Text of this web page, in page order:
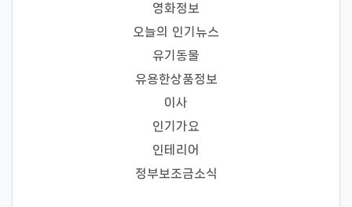
영화정보
오늘의 인기뉴스
유기동물
유용한상품정보
이사
인기가요
인테리어
정부보조금소식